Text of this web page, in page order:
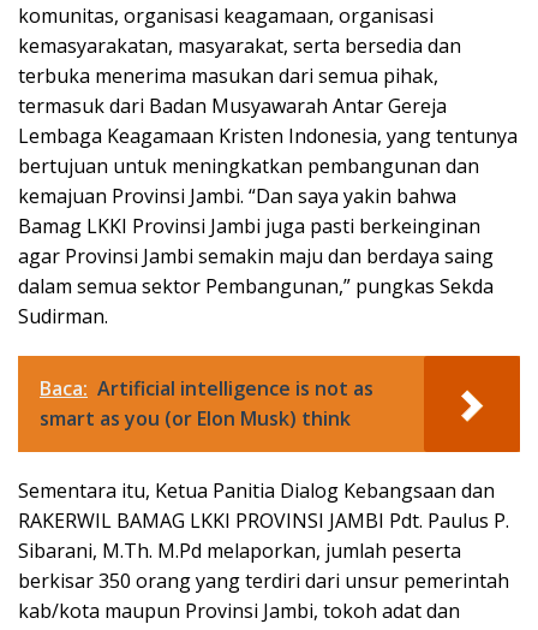
komunitas, organisasi keagamaan, organisasi
kemasyarakatan, masyarakat, serta bersedia dan
terbuka menerima masukan dari semua pihak,
termasuk dari Badan Musyawarah Antar Gereja
Lembaga Keagamaan Kristen Indonesia, yang tentunya
bertujuan untuk meningkatkan pembangunan dan
kemajuan Provinsi Jambi. “Dan saya yakin bahwa
Bamag LKKI Provinsi Jambi juga pasti berkeinginan
agar Provinsi Jambi semakin maju dan berdaya saing
dalam semua sektor Pembangunan,” pungkas Sekda
Sudirman.
Baca: Artificial intelligence is not as
smart as you (or Elon Musk) think
Sementara itu, Ketua Panitia Dialog Kebangsaan dan
RAKERWIL BAMAG LKKI PROVINSI JAMBI Pdt. Paulus P.
Sibarani, M.Th. M.Pd melaporkan, jumlah peserta
berkisar 350 orang yang terdiri dari unsur pemerintah
kab/kota maupun Provinsi Jambi, tokoh adat dan